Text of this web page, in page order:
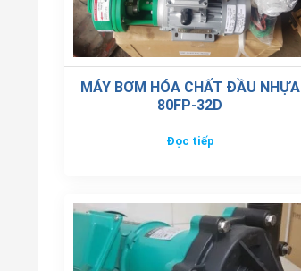
MÁY BƠM HÓA CHẤT ĐẦU NHỰA
80FP-32D
Đọc tiếp